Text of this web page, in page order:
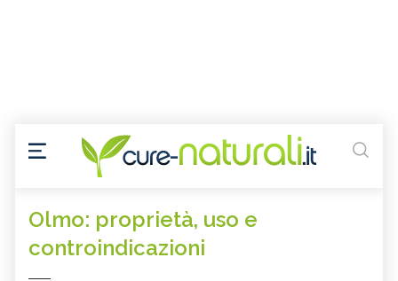
Olmo: proprietà, uso e
controindicazioni